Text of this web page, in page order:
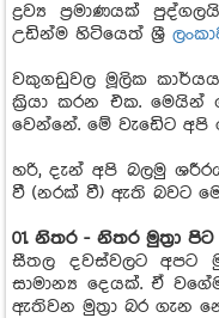
ද්‍රව්‍ය ප්‍රමාණයක්
උඩින්ම හිටියෙත් ශ්‍රී
වකුගඩුවල මූලික
ක්‍රියා කරන එක.
වෙන්නේ. මේ වැඩෙිට අපි
හරි, දැන් අපි බලමු
වී (නරක් වී) ඇති බවට
01. නිතර - නිතර මුත්‍රා
සීතල දවස්වලට අපට
සාමාන්‍ය දෙයක්. ඒ
ඇතිවන මුත්‍රා බර ගැන